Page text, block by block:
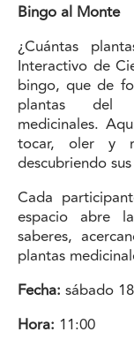
Bingo al Monte
¿Cuántas
Interactivo de
bingo, que de
plantas del
medicinales.
tocar, oler y
descubriendo
Cada
espacio abre
saberes,
plantas
Fecha: sábado
Hora: 11:00